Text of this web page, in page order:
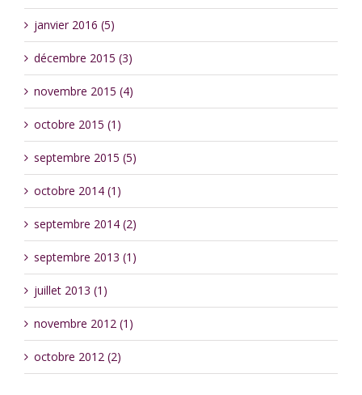
janvier 2016 (5)
décembre 2015 (3)
novembre 2015 (4)
octobre 2015 (1)
septembre 2015 (5)
octobre 2014 (1)
septembre 2014 (2)
septembre 2013 (1)
juillet 2013 (1)
novembre 2012 (1)
octobre 2012 (2)